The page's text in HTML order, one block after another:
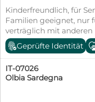
Als man Paolo dann in
brachte, war man
guten Zustand, nicht
eine riesengroße
weiß, woher sie
ca 15 cm großen
Es sah frisch aus und
Maßnahmen konnte
Zwinger, wird
Kinderfreundlich, für
Familien geeignet, nur
verträglich mit
Katzen, kastriert/
Pflichtimpfungen),
Heimtierausweis, aus
Tierschutzgesetz §11
Geprüfte Identität
IT-07026
Olbia Sardegna